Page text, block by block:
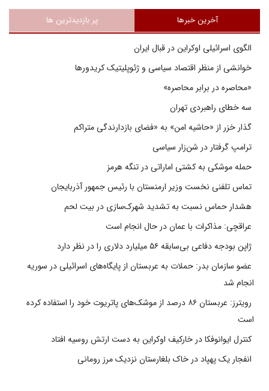
آخرین خبرها پر بازدیدترین ها
الگوی اسرائیلی اوکراین در قبال ایران
خوانشی از منظر اقتصاد سیاسی و ژئوپلیتیک کریدورها
«محاصره در برابر محاصره»
سه خطای راهبردی تهران
گذار خزر از «حاشیه امن» به «فضای بازدارندگی متراکم
ترامپ گرفتار در شن‌زار سیاسی
حمله موشکی به کشتی اماراتی در تنگه هرمز
تماس تلفنی نخست وزیر ارمنستان با رئیس جمهور آذربایجان
هشدار حماس نسبت به تشدید شهرک‌سازی در بیت‌ لحم
عراقچی: مذاکرات با عمان در حال انجام است
ژاپن بودجه دفاعی بی‌سابقه ۵۶ میلیارد دلاری را در نظر دارد
عضو سازمان بدر: حملات به عربستان از پایگاه‌های اسرائیلی در سوریه
انجام شد
رویترز: عربستان ۸۶ درصد از موشک‌های پاتریوت خود را استفاده کرده
است
کنترل ایوانوفکا در خارکیف اوکراین به دست ارتش روسیه افتاد
انفجار یک پهپاد در خاک بلغارستان نزدیک مرز رومانی